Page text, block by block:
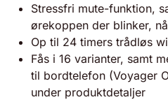
Stressfri mute-funktion,
ørekoppen der blinker,
Op til 24 timers trådløs
Fås i 16 varianter, samt
til bordtelefon (Voyager
under produktdetaljer